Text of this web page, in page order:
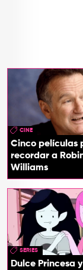
CINE
Cinco películas
recordar a
Williams
SERIES
Dulce Princesa y